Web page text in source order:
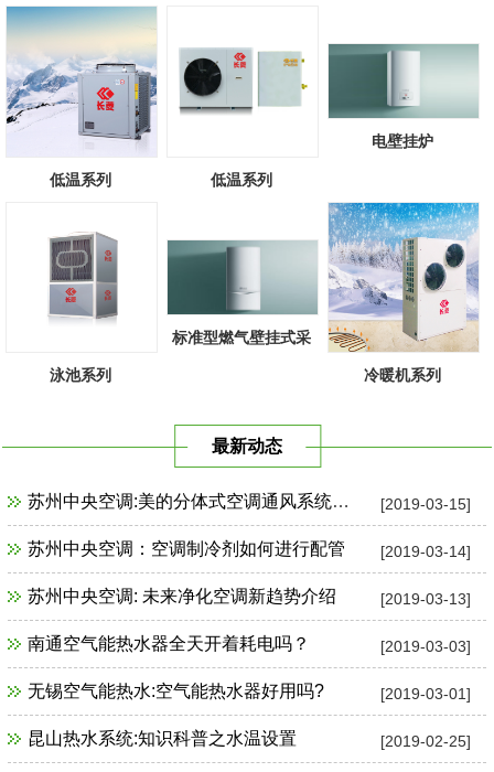
低温系列 低温系列
电壁挂炉
泳池系列
标准型燃气壁挂式采
冷暖机系列
最新动态
[2019-03-15]
苏州中央空调:美的分体式空调通风系统故障检修
[2019-03-14]
苏州中央空调：空调制冷剂如何进行配管
[2019-03-13]
苏州中央空调: 未来净化空调新趋势介绍
[2019-03-03]
南通空气能热水器全天开着耗电吗？
[2019-03-01]
无锡空气能热水:空气能热水器好用吗?
[2019-02-25]
昆山热水系统:知识科普之水温设置